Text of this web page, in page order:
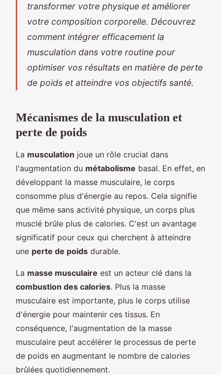
transformer votre physique et améliorer
votre composition corporelle. Découvrez
comment intégrer efficacement la
musculation dans votre routine pour
optimiser vos résultats en matière de perte
de poids et atteindre vos objectifs santé.
Mécanismes de la musculation et
perte de poids
La musculation joue un rôle crucial dans
l'augmentation du métabolisme basal. En effet, en
développant la masse musculaire, le corps
consomme plus d'énergie au repos. Cela signifie
que même sans activité physique, un corps plus
musclé brûle plus de calories. C'est un avantage
significatif pour ceux qui cherchent à atteindre
une perte de poids durable.
La masse musculaire est un acteur clé dans la
combustion des calories. Plus la masse
musculaire est importante, plus le corps utilise
d'énergie pour maintenir ces tissus. En
conséquence, l'augmentation de la masse
musculaire peut accélérer le processus de perte
de poids en augmentant le nombre de calories
brûlées quotidiennement.